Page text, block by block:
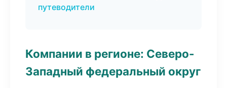
путеводители
Компании в регионе: Северо-
Западный федеральный округ